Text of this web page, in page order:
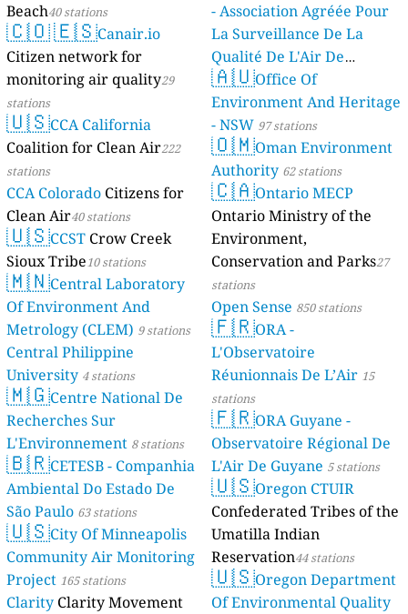
Beach40 stations
🇨🇴🇪🇸Canair.io
Citizen network for
monitoring air quality29
stations
🇺🇸CCA California
Coalition for Clean Air222
stations
CCA Colorado Citizens for
Clean Air40 stations
🇺🇸CCST Crow Creek
Sioux Tribe10 stations
🇲🇳Central Laboratory
Of Environment And
Metrology (CLEM) 9 stations
Central Philippine
University 4 stations
🇲🇬Centre National De
Recherches Sur
L'Environnement 8 stations
🇧🇷CETESB - Companhia
Ambiental Do Estado De
São Paulo 63 stations
🇺🇸City Of Minneapolis
Community Air Monitoring
Project 165 stations
Clarity Clarity Movement
- Association Agréée Pour
La Surveillance De La
Qualité De L'Air De
Mayotte 4 stations
🇦🇺Office Of
Environment And Heritage
- NSW 97 stations
🇴🇲Oman Environment
Authority 62 stations
🇨🇦Ontario MECP
Ontario Ministry of the
Environment,
Conservation and Parks27
stations
Open Sense 850 stations
🇫🇷ORA -
L'Observatoire
Réunionnais De L’Air 15
stations
🇫🇷ORA Guyane -
Observatoire Régional De
L'Air De Guyane 5 stations
🇺🇸Oregon CTUIR
Confederated Tribes of the
Umatilla Indian
Reservation44 stations
🇺🇸Oregon Department
Of Environmental Quality